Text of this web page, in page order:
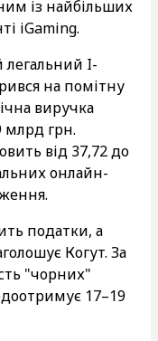
із найбільших
iGaming.
легальний I-
на помітну
виручка
млрд грн.
від 37,72 до
онлайн-
податки, а
Когут. За
"чорних"
17–19